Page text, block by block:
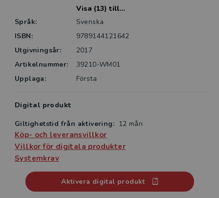
Visa (13) till...
Språk:
Svenska
ISBN:
9789144121642
Utgivningsår:
2017
Artikelnummer:
39210-WM01
Upplaga:
Första
Digital produkt
Giltighetstid från aktivering: 12 mån
Köp- och leveransvillkor
Villkor för digitala produkter
Systemkrav
Aktivera digital produkt